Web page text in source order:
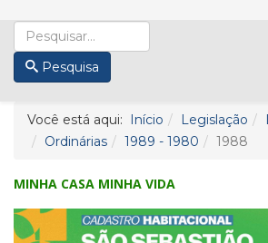
Pesquisa
Você está aqui: Início Legislação
Ordinárias
1989 - 1980 1988
MINHA CASA MINHA VIDA